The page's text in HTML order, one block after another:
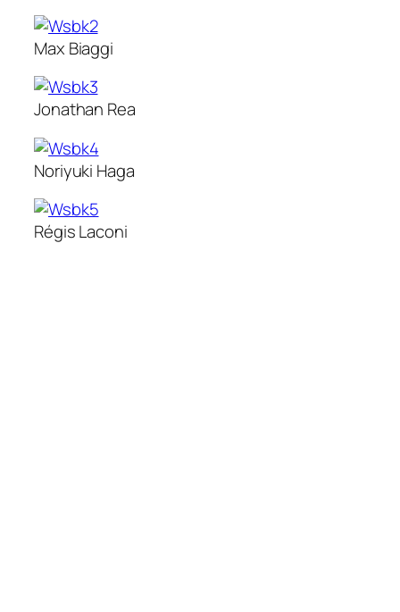
Max Biaggi
Jonathan Rea
Noriyuki Haga
Régis Laconi